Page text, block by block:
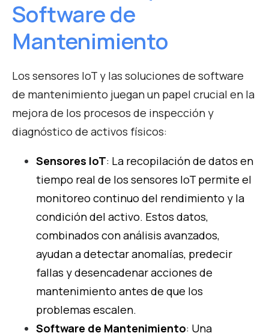
Software de
Mantenimiento
Los sensores IoT y las soluciones de software
de mantenimiento juegan un papel crucial en la
mejora de los procesos de inspección y
diagnóstico de activos físicos:
Sensores IoT: La recopilación de datos en
tiempo real de los sensores IoT permite el
monitoreo continuo del rendimiento y la
condición del activo. Estos datos,
combinados con análisis avanzados,
ayudan a detectar anomalías, predecir
fallas y desencadenar acciones de
mantenimiento antes de que los
problemas escalen.
Software de Mantenimiento: Una